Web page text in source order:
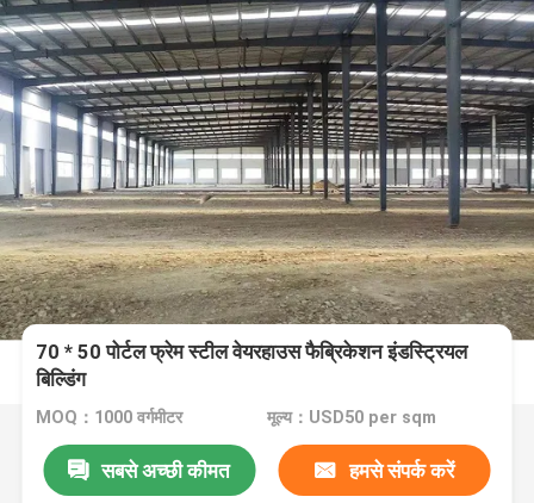
70 * 50 पोर्टल फ्रेम स्टील वेयरहाउस फैब्रिकेशन इंडस्ट्रियल
बिल्डिंग
MOQ：1000 वर्गमीटर मूल्य：USD50 per sqm
सबसे अच्छी कीमत हमसे संपर्क करें